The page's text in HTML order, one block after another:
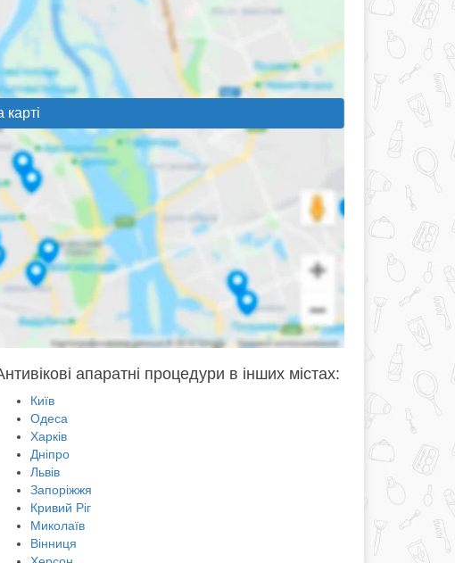
апаратні процедури в інших містах:
Київ
Одеса
Харків
Дніпро
Львів
Запоріжжя
Кривий Ріг
Миколаїв
Вінниця